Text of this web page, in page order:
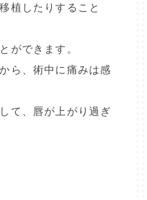
植したりすること
ができます。
ら、術中に痛みは感
て、唇が上がり過ぎ